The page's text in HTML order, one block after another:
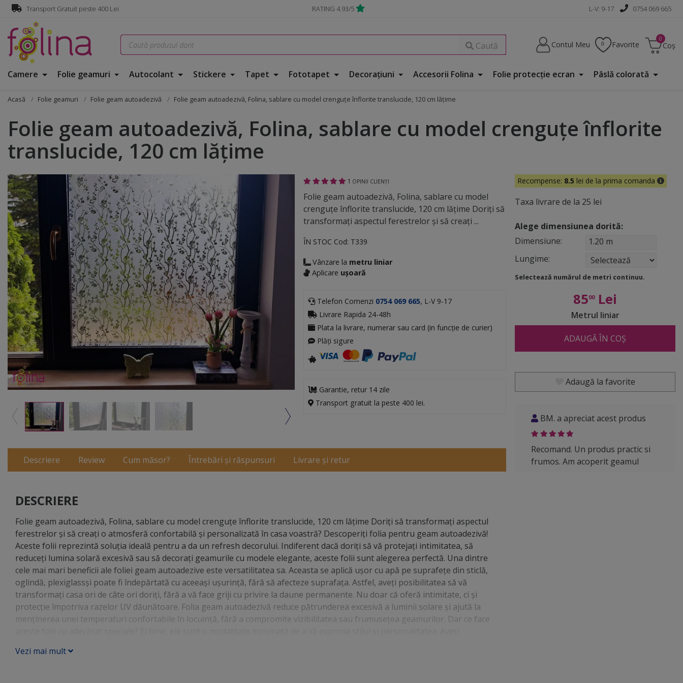
Transport Gratuit peste 400 Lei RATING 4.93/5 L-V: 9-17 0754 069 665
Caută Contul Meu Favorite Coș
Camere Folie geamuri Autocolant Stickere Tapet Fototapet Decorațiuni Accesorii Folina Folie protecţie ecran Pâslă colorată
Acasă Folie geamuri Folie geam autoadezivă Folie geam autoadezivă, Folina, sablare cu model crenguţe înflorite translucide, 120 cm lăţime
Folie geam autoadezivă, Folina, sablare cu model crenguţe înflorite
translucide, 120 cm lăţime
1 OPINII CLIENȚI
Folie geam autoadezivă, Folina, sablare cu model
crenguţe înflorite translucide, 120 cm lăţime Doriţi să
transformați aspectul ferestrelor și să creați ...
ÎN STOC Cod: T339
Vânzare la metru liniar
Aplicare ușoară
Telefon Comenzi 0754 069 665, L-V 9-17
Livrare Rapida 24-48h
Plata la livrare, numerar sau card (in funcție de curier)
Plăți sigure
Garantie, retur 14 zile
Transport gratuit la peste 400 lei.
Descriere Review Cum măsor? Întrebări și răspunsuri Livrare și retur
DESCRIERE
Folie geam autoadezivă, Folina, sablare cu model crenguţe înflorite translucide, 120 cm lăţime Doriţi să transformați aspectul
ferestrelor și să creați o atmosferă confortabilă și personalizată în casa voastră? Descoperiţi folia pentru geam autoadezivă!
Aceste folii reprezintă soluția ideală pentru a da un refresh decorului. Indiferent dacă doriți să vă protejați intimitatea, să
reduceți lumina solară excesivă sau să decorați geamurile cu modele elegante, aceste folii sunt alegerea perfectă. Una dintre
cele mai mari beneficii ale foliei geam autoadezive este versatilitatea sa. Aceasta se aplică ușor cu apă pe suprafeţe din sticlă,
oglindă, plexiglassși poate fi îndepărtată cu aceeași ușurință, fără să afecteze suprafaţa. Astfel, aveți posibilitatea să vă
transformați casa ori de câte ori doriți, fără a vă face griji cu privire la daune permanente. Nu doar că oferă intimitate, ci și
protecție împotriva razelor UV dăunătoare. Folia geam autoadezivă reduce pătrunderea excesivă a luminii solare și ajută la
menținerea unei temperaturi confortabile în locuință, fără a compromite vizibilitatea sau frumusețea geamurilor. Dar ce face
moderne și abstracte. Cu siguranță veți găsi o folie care să se potrivească perfect cu gusturile și preferințele voastre! Folia
Vezi mai mult
Recompense: 8.5 lei de la prima comanda
Taxa livrare de la 25 lei
Alege dimensiunea dorită:
Dimensiune:
1.20 m
Lungime:
Selectează numărul de metri continuu.
8500Lei
Metrul liniar
ADAUGĂ ÎN COȘ
Adaugă la favorite
BM. a apreciat acest produs
Recomand. Un produs practic si
frumos. Am acoperit geamul